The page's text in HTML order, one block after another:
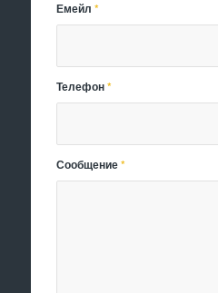
Емейл*
Телефон*
Сообщение*